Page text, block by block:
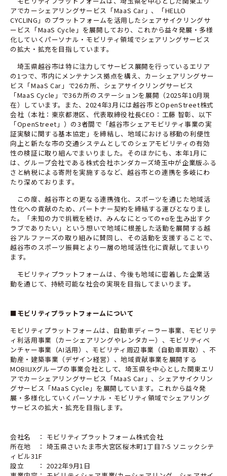
アでカーシェアリングサービス「MaaS Car」、「HELLO
CYCLING」のプラットフォームを活用したシェアサイクリングサ
ービス「MaaS Cycle」を展開しており、これから益々発展・多様
化していくパーソナル・モビリティ領域でシェアリングサービス
の拡大・拡充を目指しています。
埼玉県越谷市は特に注力してサービス展開を行っているエリア
の1つで、市内にメンテナンス拠点を構え、カーシェアリングサー
ビス「MaaS Car」で26カ所、シェアサイクリングサービス
「MaaS Cycle」で36カ所のステーションを展開（2025年10月現
在）しています。また、2024年3月には越谷市とOpenStreet株式
会社（本社：東京都港区、代表取締役社長CEO：工藤 智彰、以下
「OpenStreet」）の3者間で「越谷市シェアモビリティ事業の実
証実験に関する基本協定」を締結し、地域における移動の利便性
向上と新たな市の交通システムとしてのシェアモビリティの有効
性の検証に取り組んでまいりました。そのほかにも、本年1月に
は、グループ会社である株式会社ホンダカーズ埼玉中が企業版ふる
さと納税による寄附を実施するなど、越谷市との連携を多岐にわ
たり深めております。
この度、越谷市との更なる連携強化、スポーツを通じた地域活
性化への貢献のため、パートナー契約を締結する運びとなりまし
た。「未知の力で挑戦を続け、みんなにとっての+αを生み出すク
ラブでありたい」という想いで地域に根差した活動を展開する越
谷アルファーズの取り組みに賛同し、その活動を支援することで、
越谷市のスポーツ振興とより一層の地域活性化に貢献してまいり
ます。
モビリティプラットフォームは、今後も地域に密着した企業活
動を通じて、持続可能な社会の実現を目指してまいります。
■モビリティプラットフォームについて
モビリティプラットフォームは、自動車ディーラー事業、モビリテ
ィ利活用事業（カーシェアリングやレンタカー）、モビリティベ
ンチャー事業（AI活用）、モビリティ周辺事業（自動車買取）、不
動産・建築事業（デザイン経営）、地域貢献事業を展開する
MOBILIXグループの事業会社として、埼玉県を中心とした関東エリ
アでカーシェアリングサービス「MaaS Car」、シェアサイクリン
グサービス「MaaS Cycle」を展開しています。これから益々発
展・多様化していくパーソナル・モビリティ領域でシェアリング
サービスの拡大・拡充を目指します。
会社名 ： モビリティプラットフォーム株式会社
所在地 ： 埼玉県さいたま市大宮区桜木町1丁目7-5 ソニックシテ
ィビル31F
設立 ： 2022年9月1日